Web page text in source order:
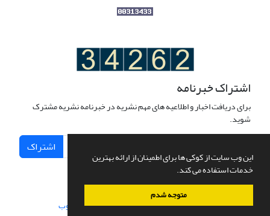
این وب سایت از کوکی ها برای اطمینان از ارائه بهترین
خدمات استفاده می کند.
متوجه شدم
اشتراک خبرنامه
برای دریافت اخبار و اطلاعیه های مهم نشریه در خبرنامه نشریه مشترک
شوید.
اشتراک
سامانه مدیریت نشریات علمی.طراحی و پیاده سازی از سیناوب